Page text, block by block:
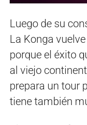
Luego de su
La Konga
porque el éxito
al viejo
prepara un tour
tiene también